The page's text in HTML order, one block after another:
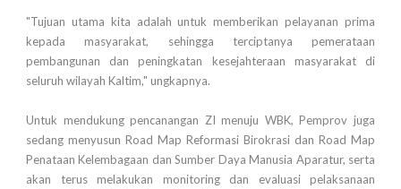
"Tujuan utama kita adalah untuk memberikan pelayanan prima
kepada masyarakat, sehingga terciptanya pemerataan
pembangunan dan peningkatan kesejahteraan masyarakat di
seluruh wilayah Kaltim," ungkapnya.
Untuk mendukung pencanangan ZI menuju WBK, Pemprov juga
sedang menyusun Road Map Reformasi Birokrasi dan Road Map
Penataan Kelembagaan dan Sumber Daya Manusia Aparatur, serta
akan terus melakukan monitoring dan evaluasi pelaksanaan